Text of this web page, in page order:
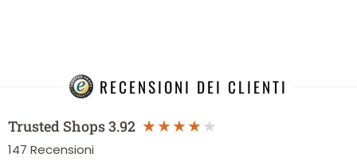
RECENSIONI DEI CLIENTI
Trusted Shops3.92
147 Recensioni